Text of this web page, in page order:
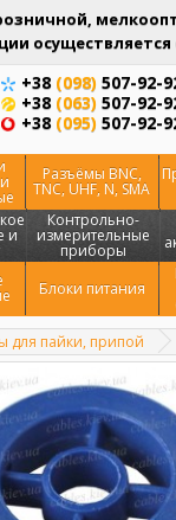
+38 (098) 507-92-
+38 (063) 507-92-
+38 (095) 507-92-
Разъёмы BNC,
TNC, UHF, N, SMA
и
Контрольно-
измерительные
приборы
Блоки питания
для пайки, припой